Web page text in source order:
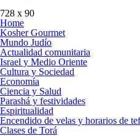
728 x 90
Home
Kosher Gourmet
Mundo Judío
Actualidad comunitaria
Israel y Medio Oriente
Cultura y Sociedad
Economía
Ciencia y Salud
Parashá y festividades
Espiritualidad
Encendido de velas y horarios de
Clases de Torá